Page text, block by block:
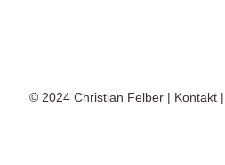
© 2024 Christian Felber | Kontakt |